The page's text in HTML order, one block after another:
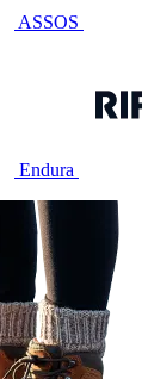
ASSOS
Endura